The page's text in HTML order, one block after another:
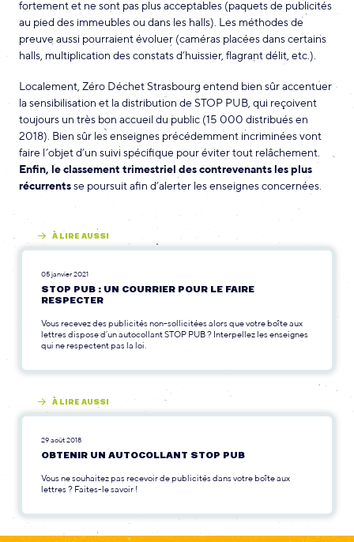
fortement et ne sont pas plus acceptables (paquets de publicités
au pied des immeubles ou dans les halls). Les méthodes de
preuve aussi pourraient évoluer (caméras placées dans certains
halls, multiplication des constats d’huissier, flagrant délit, etc.).
Localement, Zéro Déchet Strasbourg entend bien sûr accentuer
la sensibilisation et la distribution de STOP PUB, qui reçoivent
toujours un très bon accueil du public (15 000 distribués en
2018). Bien sûr les enseignes précédemment incriminées vont
faire l’objet d’un suivi spécifique pour éviter tout relâchement.
Enfin, le classement trimestriel des contrevenants les plus
récurrentsse poursuit afin d’alerter les enseignes concernées.
À LIRE AUSSI
05 janvier 2021
STOP PUB : UN COURRIER POUR LE FAIRE
RESPECTER
Vous recevez des publicités non-sollicitées alors que votre boîte aux
lettres dispose d’un autocollant STOP PUB ? Interpellez les enseignes
qui ne respectent pas la loi.
À LIRE AUSSI
29 août 2018
OBTENIR UN AUTOCOLLANT STOP PUB
Vous ne souhaitez pas recevoir de publicités dans votre boîte aux
lettres ? Faites-le savoir !